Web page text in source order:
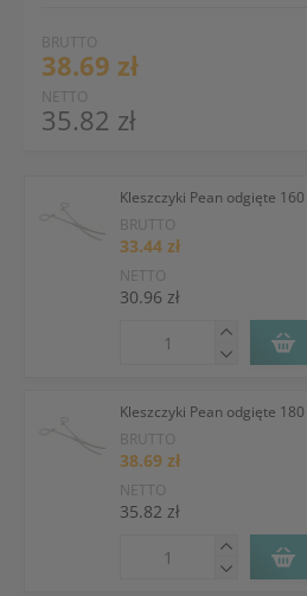
BRUTTO
38.69 zł
NETTO
35.82 zł
Kleszczyki Pean odgięte
BRUTTO
33.44 zł
NETTO
30.96 zł
Kleszczyki Pean odgięte
BRUTTO
38.69 zł
NETTO
35.82 zł